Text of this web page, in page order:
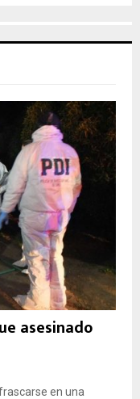
asesinado
en una